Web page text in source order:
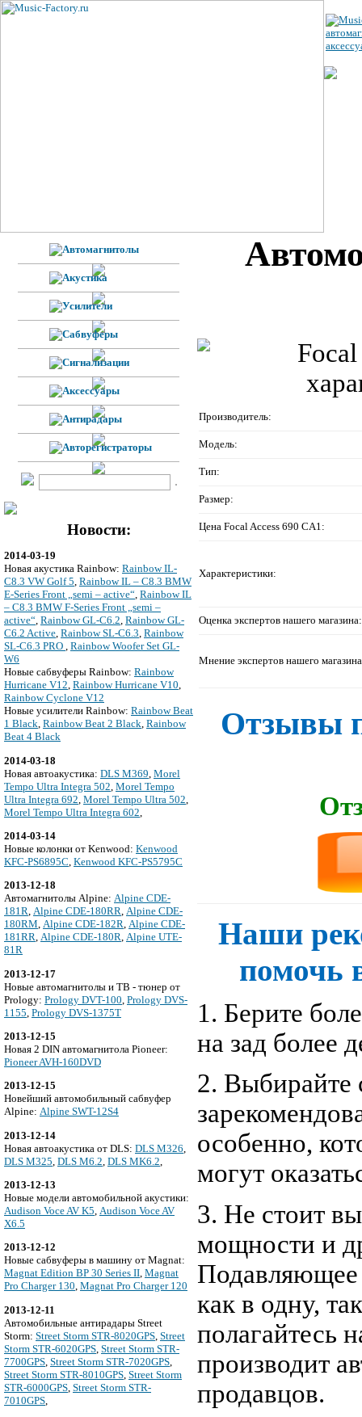
Новости:
2014-03-19
Новая акустика Rainbow: Rainbow IL-
C8.3 VW Golf 5, Rainbow IL – C8.3 BMW
E-Series Front „semi – active“, Rainbow IL
– C8.3 BMW F-Series Front „semi –
active“, Rainbow GL-C6.2, Rainbow GL-
C6.2 Active, Rainbow SL-C6.3, Rainbow
SL-C6.3 PRO , Rainbow Woofer Set GL-
W6
Новые сабвуферы Rainbow: Rainbow
Hurricane V12, Rainbow Hurricane V10,
Rainbow Cyclone V12
Новые усилители Rainbow: Rainbow Beat
1 Black, Rainbow Beat 2 Black, Rainbow
Beat 4 Black
2014-03-18
Новая автоакустика: DLS M369 Morel
Tempo Ultra Integra 502 Morel Tempo
Ultra Integra 692 Morel Tempo Ultra 502
Morel Tempo Ultra Integra 602
2014-03-14
Новые колонки от Kenwood: Kenwood
KFC-PS6895C, Kenwood KFC-PS5795C
2013-12-18
Автомагнитолы Alpine: Alpine CDE-
181R, Alpine CDE-180RR, Alpine CDE-
180RM, Alpine CDE-182R, Alpine CDE-
181RR, Alpine CDE-180R, Alpine UTE-
81R
2013-12-17
Новые автомагнитолы и ТВ - тюнер от
Prology: Prology DVT-100 Prology DVS-
1155 Prology DVS-1375T
2013-12-15
Новая 2 DIN автомагнитола Pioneer:
Pioneer AVH-160DVD
2013-12-15
Новейший автомобильный сабвуфер
Alpine: Alpine SWT-12S4
2013-12-14
Новая автоакустика от DLS: DLS M326
DLS M325 DLS M6.2 DLS MK6.2
2013-12-13
Новые модели автомобильной акустики:
Audison Voce AV K5, Audison Voce AV
X6.5
2013-12-12
Новые сабвуферы в машину от Magnat:
Magnat Edition BP 30 Series II, Magnat
Pro Charger 130, Magnat Pro Charger 120
2013-12-11
Автомобильные антирадары Street
Storm: Street Storm STR-8020GPS Street
Storm STR-6020GPS Street Storm STR-
7700GPS Street Storm STR-7020GPS
Street Storm STR-8010GPS Street Storm
STR-6000GPS Street Storm STR-
7010GPS
Производитель:
Модель:
Тип:
Размер:
Цена Focal Access 690 CA1:
Характеристики:
Оценка экспертов нашего магазина:
Мнение экспертов нашего
Отзывы
Наши
помочь
1. Берите
на зад более
2. Выбирайте
особенно,
могут
3. Не стоит
мощности и
Подавляющее
как в одну,
полагайтесь
производит
продавцов.